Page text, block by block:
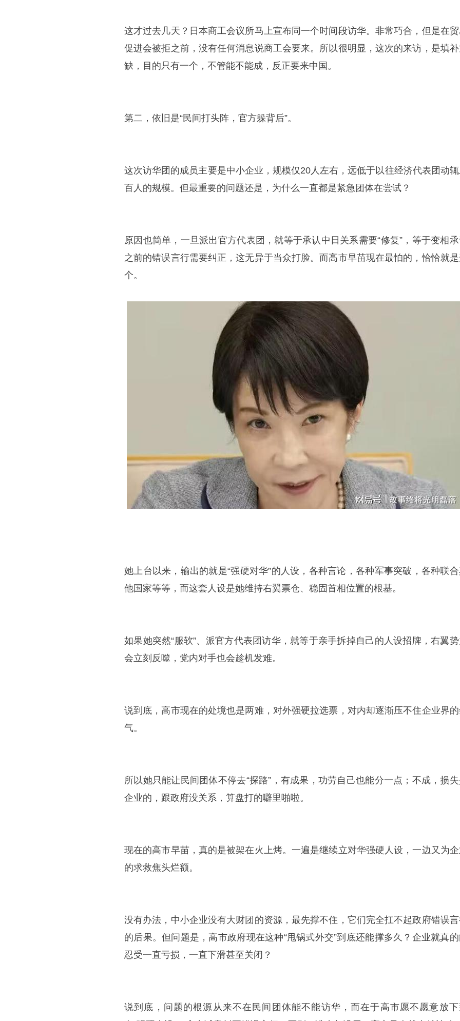
这才过去几天？日本商工会议所马上宣布同一个时间段访华。非常巧合，但是在
促进会被拒之前，没有任何消息说商工会要来。所以很明显，这次的来访，是填
缺，目的只有一个，不管能不能成，反正要来中国。
第二，依旧是“民间打头阵，官方躲背后”。
这次访华团的成员主要是中小企业，规模仅20人左右，远低于以往经济代表团动
百人的规模。但最重要的问题还是，为什么一直都是紧急团体在尝试？
原因也简单，一旦派出官方代表团，就等于承认中日关系需要“修复”，等于变相承
之前的错误言行需要纠正，这无异于当众打脸。而高市早苗现在最怕的，恰恰就
个。
她上台以来，输出的就是“强硬对华”的人设，各种言论，各种军事突破，各种联
他国家等等，而这套人设是她维持右翼票仓、稳固首相位置的根基。
如果她突然“服软”、派官方代表团访华，就等于亲手拆掉自己的人设招牌，右翼势
会立刻反噬，党内对手也会趁机发难。
说到底，高市现在的处境也是两难，对外强硬拉选票，对内却逐渐压不住企业界
气。
所以她只能让民间团体不停去“探路”，有成果，功劳自己也能分一点；不成，损
企业的，跟政府没关系，算盘打的噼里啪啦。
现在的高市早苗，真的是被架在火上烤。一遍是继续立对华强硬人设，一边又为
的求救焦头烂额。
没有办法，中小企业没有大财团的资源，最先撑不住，它们完全扛不起政府错误
的后果。但问题是，高市政府现在这种“甩锅式外交”到底还能撑多久？企业就真
忍受一直亏损，一直下滑甚至关闭？
说到底，问题的根源从来不在民间团体能不能访华，而在于高市愿不愿意放下